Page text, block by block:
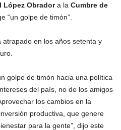
López Obradora la Cumbre de
“un golpe de timón”.
en los años setenta y
golpe de timón hacia una política
del país, no de los amigos
los cambios en la
productiva, que genere
para la gente”, dijo este